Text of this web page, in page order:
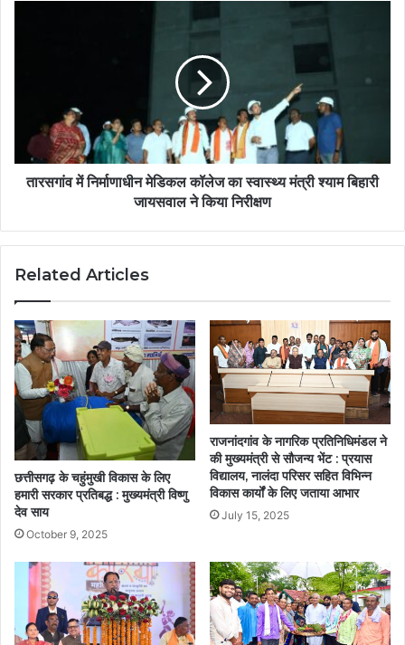
तारसगांव में निर्माणाधीन मेडिकल कॉलेज का स्वास्थ्य मंत्री श्याम बिहारी
जायसवाल ने किया निरीक्षण
Related Articles
छत्तीसगढ़ के चहुंमुखी विकास के लिए
हमारी सरकार प्रतिबद्ध : मुख्यमंत्री विष्णु
देव साय
October 9, 2025
राजनांदगांव के नागरिक प्रतिनिधिमंडल ने
की मुख्यमंत्री से सौजन्य भेंट : प्रयास
विद्यालय, नालंदा परिसर सहित विभिन्न
विकास कार्यों के लिए जताया आभार
July 15, 2025